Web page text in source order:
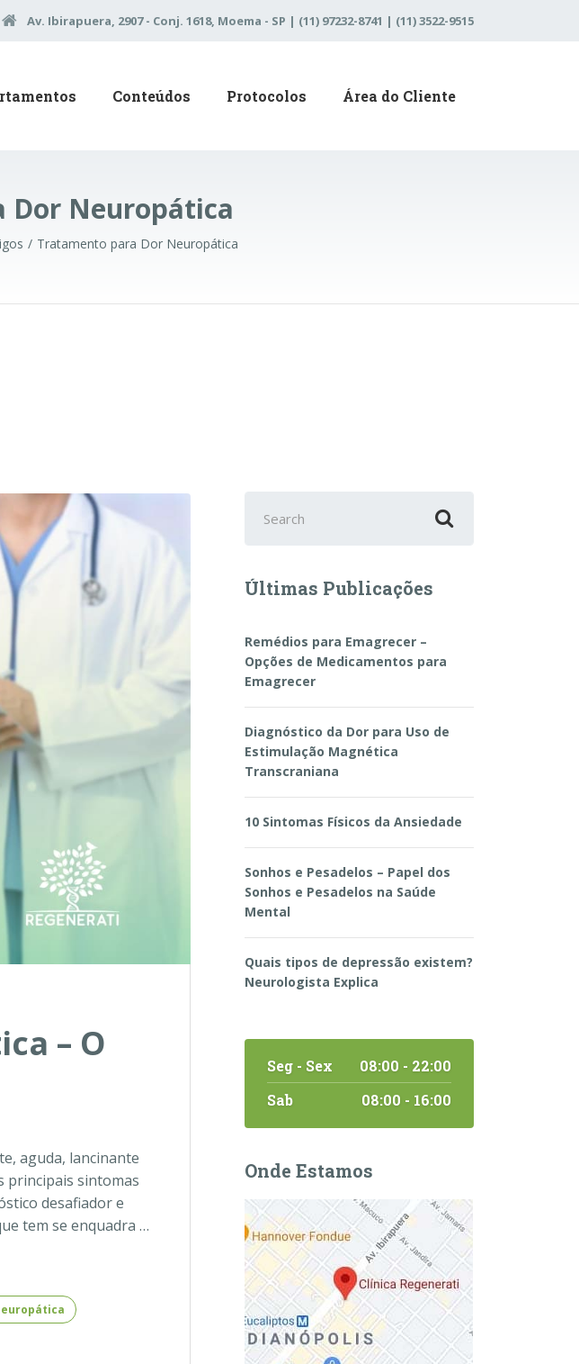
Av. Ibirapuera, 2907 - Conj. 1618, Moema - SP | (11) 97232-8741 | (11) 3522-9515
Conteúdos Protocolos Área do Cliente
Dor Neuropática
Tratamento para Dor Neuropática
– O
aguda, lancinante
principais sintomas
desafiador e
tem se enquadra …
for:
Últimas Publicações
Remédios para Emagrecer –
Opções de Medicamentos para
Emagrecer
Diagnóstico da Dor para Uso de
Estimulação Magnética
Transcraniana
10 Sintomas Físicos da Ansiedade
Sonhos e Pesadelos – Papel dos
Sonhos e Pesadelos na Saúde
Mental
Quais tipos de depressão existem?
Neurologista Explica
Seg - Sex
08:00 - 22:00
Sab
08:00 - 16:00
Onde Estamos